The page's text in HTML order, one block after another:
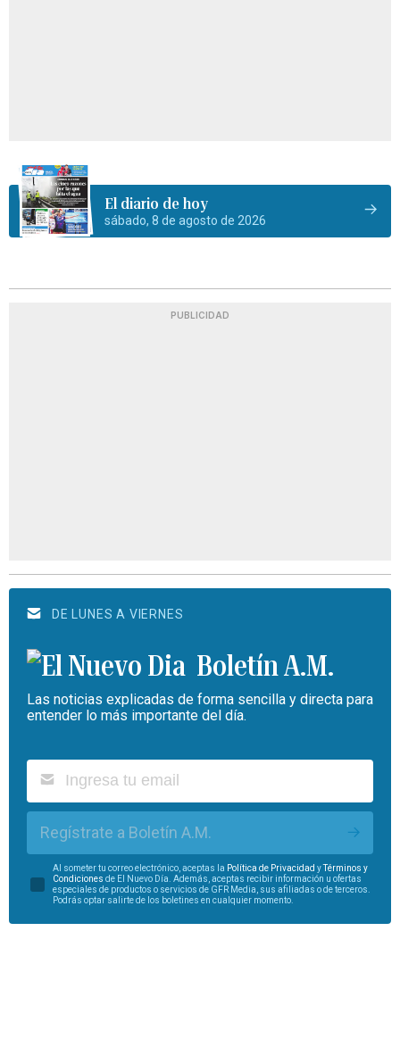
El diario de hoy
sábado, 8 de agosto de 2026
PUBLICIDAD
DE LUNES A VIERNES
Boletín A.M.
Las noticias explicadas de forma sencilla y directa para
entender lo más importante del día.
Regístrate a Boletín A.M.
Al someter tu correo electrónico, aceptas la Política de Privacidad yTérminos y
Condiciones de El Nuevo Día. Además, aceptas recibir información u ofertas
especiales de productos o servicios de GFR Media, sus afiliadas o de terceros.
Podrás optar salirte de los boletines en cualquier momento.